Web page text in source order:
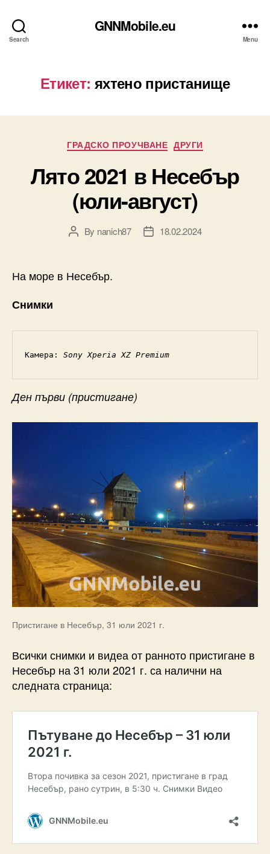
Search
GNNMobile.eu
Menu
Етикет: яхтено пристанище
Categories
ГРАДСКО ПРОУЧВАНЕ ДРУГИ
Лято 2021 в Несебър
(юли-август)
PostBy nanich87
Post18.02.2024
На море в Несебър.
Снимки
Камера: Sony Xperia XZ Premium
Ден първи (пристигане)
Пристигане в Несебър, 31 юли 2021 г.
Всички снимки и видеа от ранното пристигане в
Несебър на 31 юли 2021 г. са налични на
следната страница: